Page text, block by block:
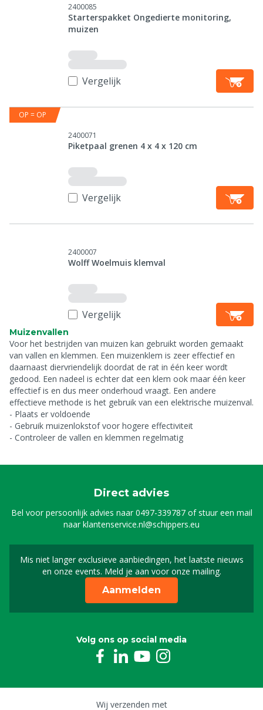
2400085
Starterspakket Ongedierte monitoring,
muizen
Vergelijk
OP = OP
2400071
Piketpaal grenen 4 x 4 x 120 cm
Vergelijk
2400007
Wolff Woelmuis klemval
Vergelijk
Muizenvallen
Voor het bestrijden van muizen kan gebruikt worden gemaakt
van vallen en klemmen. Een muizenklem is zeer effectief en
daarnaast diervriendelijk doordat de rat in één keer wordt
gedood. Een nadeel is echter dat een klem ook maar één keer
effectief is en dus meer onderhoud vraagt. Een andere
effectieve methode is het gebruik van een elektrische muizenval.
- Plaats er voldoende
- Gebruik muizenlokstof voor hogere effectiviteit
- Controleer de vallen en klemmen regelmatig
Direct advies
Bel voor persoonlijk advies naar0497-339787of stuur een mail
naarklantenservice.nl@schippers.eu
Mis niet langer exclusieve aanbiedingen, het laatste nieuws
en onze events. Meld je aan voor onze mailing.
Schrijf je in voor onze
Aanmelden
Volg ons op social media
Wij verzenden met